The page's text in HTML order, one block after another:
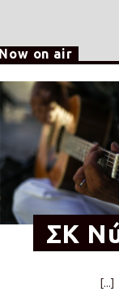
Now on air
ΣΚ
[...]